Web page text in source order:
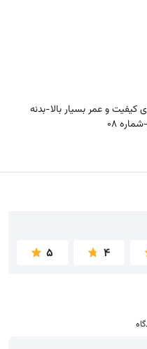
و عمر بسیار بالا-بدنه
08
4
5